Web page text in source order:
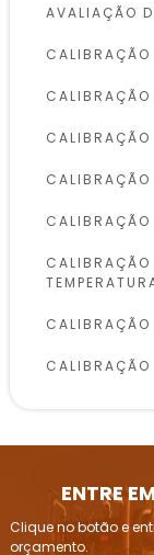
AVALIAÇÃO
CALIBRAÇÃO
CALIBRAÇÃO
CALIBRAÇÃO
CALIBRAÇÃO
CALIBRAÇÃO
CALIBRAÇÃO
CALIBRAÇÃO
INSPEÇÃO
INSPEÇÃO E
ALÍVIO DE
ENTRE
Clique no botão e
orçamento.